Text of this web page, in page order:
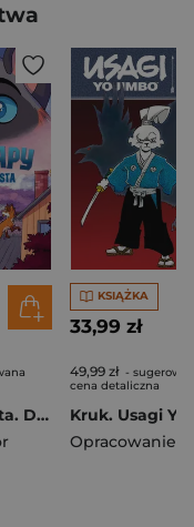
Sekrety miasta. Dzikie łapy. Tom 3
KSIĄŻKA
33,99 zł
49,99 zł -
cena detaliczna